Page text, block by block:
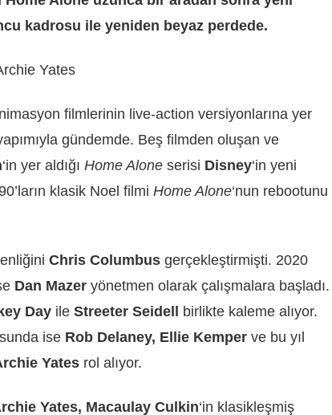
kadrosu ile yeniden beyaz perdede.
filmlerinin live-action versiyonlarına yer
gündemde. Beş filmden oluşan ve
‘in yer aldığı Home Alone serisi Disney‘in yeni
klasik Noel filmi Home Alone‘nun rebootunu
Chris Columbus gerçekleştirmişti. 2020
Dan Mazer yönetmen olarak çalışmalara başladı.
Day ile Streeter Seidell
birlikte kaleme alıyor.
ise Rob Delaney, Ellie Kemper ve bu yıl
Yates rol alıyor.
Yates, Macaulay Culkin‘in klasikleşmiş